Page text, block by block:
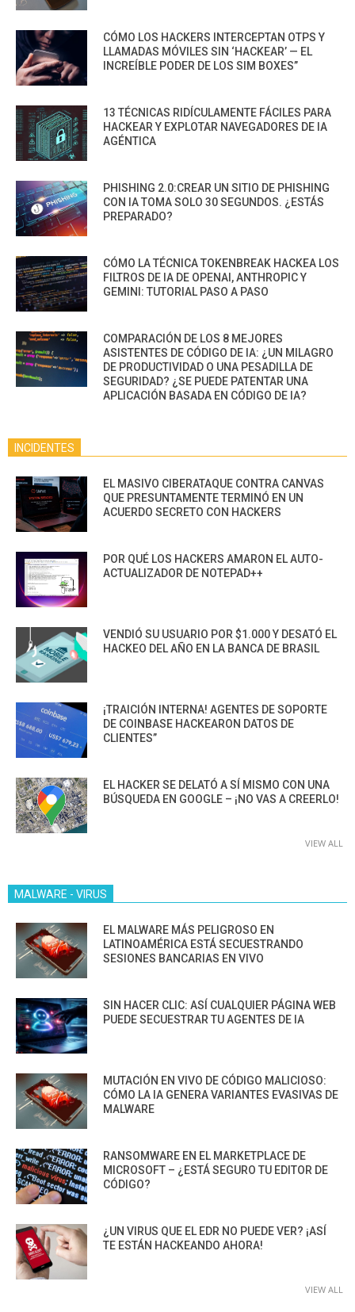
CÓMO LOS HACKERS INTERCEPTAN OTPS Y
LLAMADAS MÓVILES SIN ‘HACKEAR’ — EL
INCREÍBLE PODER DE LOS SIM BOXES”
13 TÉCNICAS RIDÍCULAMENTE FÁCILES PARA
HACKEAR Y EXPLOTAR NAVEGADORES DE IA
AGÉNTICA
PHISHING 2.0:CREAR UN SITIO DE PHISHING
CON IA TOMA SOLO 30 SEGUNDOS. ¿ESTÁS
PREPARADO?
CÓMO LA TÉCNICA TOKENBREAK HACKEA LOS
FILTROS DE IA DE OPENAI, ANTHROPIC Y
GEMINI: TUTORIAL PASO A PASO
COMPARACIÓN DE LOS 8 MEJORES
ASISTENTES DE CÓDIGO DE IA: ¿UN MILAGRO
DE PRODUCTIVIDAD O UNA PESADILLA DE
SEGURIDAD? ¿SE PUEDE PATENTAR UNA
APLICACIÓN BASADA EN CÓDIGO DE IA?
INCIDENTES
EL MASIVO CIBERATAQUE CONTRA CANVAS
QUE PRESUNTAMENTE TERMINÓ EN UN
ACUERDO SECRETO CON HACKERS
POR QUÉ LOS HACKERS AMARON EL AUTO-
ACTUALIZADOR DE NOTEPAD++
VENDIÓ SU USUARIO POR $1.000 Y DESATÓ EL
HACKEO DEL AÑO EN LA BANCA DE BRASIL
¡TRAICIÓN INTERNA! AGENTES DE SOPORTE
DE COINBASE HACKEARON DATOS DE
CLIENTES”
EL HACKER SE DELATÓ A SÍ MISMO CON UNA
BÚSQUEDA EN GOOGLE – ¡NO VAS A CREERLO!
VIEW ALL
MALWARE - VIRUS
EL MALWARE MÁS PELIGROSO EN
LATINOAMÉRICA ESTÁ SECUESTRANDO
SESIONES BANCARIAS EN VIVO
SIN HACER CLIC: ASÍ CUALQUIER PÁGINA WEB
PUEDE SECUESTRAR TU AGENTES DE IA
MUTACIÓN EN VIVO DE CÓDIGO MALICIOSO:
CÓMO LA IA GENERA VARIANTES EVASIVAS DE
MALWARE
RANSOMWARE EN EL MARKETPLACE DE
MICROSOFT – ¿ESTÁ SEGURO TU EDITOR DE
CÓDIGO?
¿UN VIRUS QUE EL EDR NO PUEDE VER? ¡ASÍ
TE ESTÁN HACKEANDO AHORA!
VIEW ALL